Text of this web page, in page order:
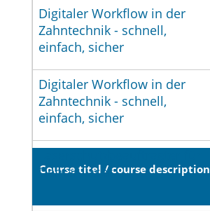
Course titel / course description
Digitaler Workflow in der
Zahntechnik - schnell,
einfach, sicher
Digitaler Workflow in der
Zahntechnik - schnell,
einfach, sicher
Dental-Laser